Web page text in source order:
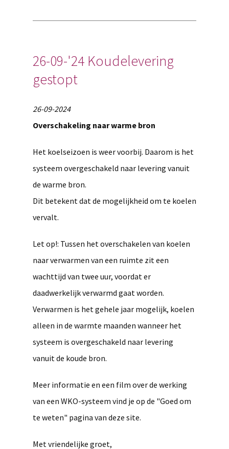
26-09-'24 Koudelevering
gestopt
26-09-2024
Overschakeling naar warme bron
Het koelseizoen is weer voorbij. Daarom is het
systeem overgeschakeld naar levering vanuit
de warme bron.
Dit betekent dat de mogelijkheid om te koelen
vervalt.
Let op!: Tussen het overschakelen van koelen
naar verwarmen van een ruimte zit een
wachttijd van twee uur, voordat er
daadwerkelijk verwarmd gaat worden.
Verwarmen is het gehele jaar mogelijk, koelen
alleen in de warmte maanden wanneer het
systeem is overgeschakeld naar levering
vanuit de koude bron.
Meer informatie en een film over de werking
van een WKO-systeem vind je op de "Goed om
te weten" pagina van deze site.
Met vriendelijke groet,